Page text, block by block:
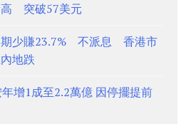
高 突破57美元
期少賺23.7% 不派息 香港市
地跌
增1成至2.2萬億 因停擺提前